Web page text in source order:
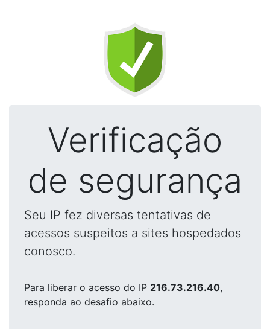
Verificação
de segurança
Seu IP fez diversas tentativas de
acessos suspeitos a sites hospedados
conosco.
Para liberar o acesso do IP 216.73.216.40,
responda ao desafio abaixo.